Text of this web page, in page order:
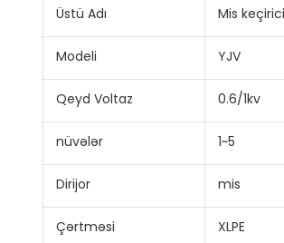
Üstü Adı Mis
Modeli YJV
Qeyd Voltaz 0.6/1kv
nüvələr 1~5
Dirijor mis
Çərtməsi XLPE